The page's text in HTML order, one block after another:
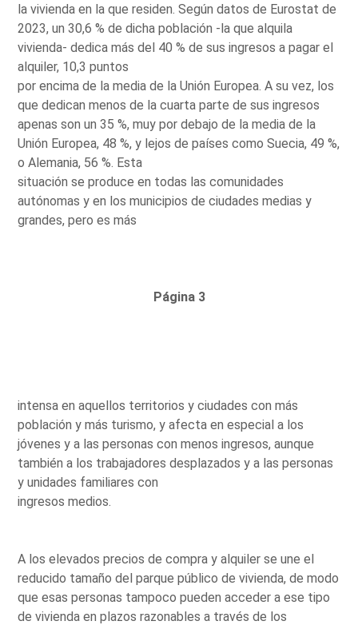
la vivienda en la que residen. Según datos de Eurostat de
2023, un 30,6 % de dicha población -la que alquila
vivienda- dedica más del 40 % de sus ingresos a pagar el
alquiler, 10,3 puntos
por encima de la media de la Unión Europea. A su vez, los
que dedican menos de la cuarta parte de sus ingresos
apenas son un 35 %, muy por debajo de la media de la
Unión Europea, 48 %, y lejos de países como Suecia, 49 %,
o Alemania, 56 %. Esta
situación se produce en todas las comunidades
autónomas y en los municipios de ciudades medias y
grandes, pero es más
Página 3
intensa en aquellos territorios y ciudades con más
población y más turismo, y afecta en especial a los
jóvenes y a las personas con menos ingresos, aunque
también a los trabajadores desplazados y a las personas
y unidades familiares con
ingresos medios.
A los elevados precios de compra y alquiler se une el
reducido tamaño del parque público de vivienda, de modo
que esas personas tampoco pueden acceder a ese tipo
de vivienda en plazos razonables a través de los